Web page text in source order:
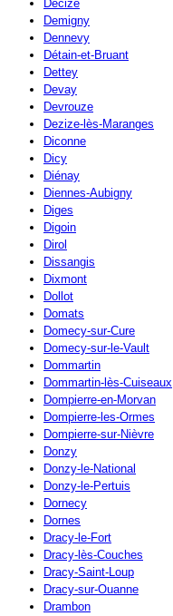
Decize
Demigny
Dennevy
Détain-et-Bruant
Dettey
Devay
Devrouze
Dezize-lès-Maranges
Diconne
Dicy
Diénay
Diennes-Aubigny
Diges
Digoin
Dirol
Dissangis
Dixmont
Dollot
Domats
Domecy-sur-Cure
Domecy-sur-le-Vault
Dommartin
Dommartin-lès-Cuiseaux
Dompierre-en-Morvan
Dompierre-les-Ormes
Dompierre-sur-Nièvre
Donzy
Donzy-le-National
Donzy-le-Pertuis
Dornecy
Dornes
Dracy-le-Fort
Dracy-lès-Couches
Dracy-Saint-Loup
Dracy-sur-Ouanne
Drambon